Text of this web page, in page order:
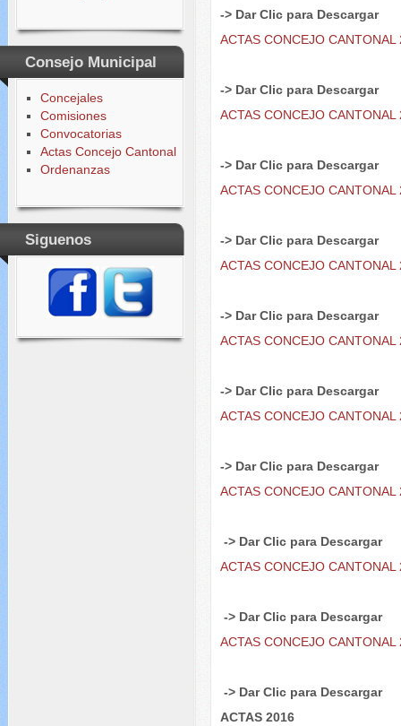
Consejo Municipal
Concejales
Comisiones
Convocatorias
Actas Concejo Cantonal
Ordenanzas
Siguenos
-> Dar Clic para Descargar
ACTAS CONCEJO CANTONAL
-> Dar Clic para Descargar
ACTAS CONCEJO CANTONAL
-> Dar Clic para Descargar
ACTAS CONCEJO CANTONAL
-> Dar Clic para Descargar
ACTAS CONCEJO CANTONAL
-> Dar Clic para Descargar
ACTAS CONCEJO CANTONAL
-> Dar Clic para Descargar
ACTAS CONCEJO CANTONAL
-> Dar Clic para Descargar
ACTAS CONCEJO CANTONAL
-> Dar Clic para Descargar
ACTAS CONCEJO CANTONAL
-> Dar Clic para Descargar
ACTAS CONCEJO CANTONAL
-> Dar Clic para Descargar
ACTAS 2016